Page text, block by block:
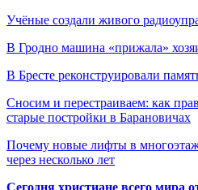
Учёные создали живого
В Гродно машина «прижала»
В Бресте реконструировали
Сносим и перестраиваем: как
старые постройки в Барановичах
Почему новые лифты в
через несколько лет
Сегодня христиане всего мира